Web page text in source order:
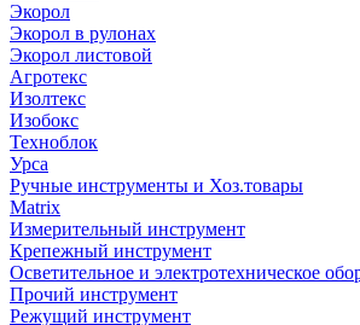
Экорол
Экорол в рулонах
Экорол листовой
Агротекс
Изолтекс
Изобокс
Техноблок
Урса
Ручные инструменты и Хоз.товары
Matrix
Измерительный инструмент
Крепежный инструмент
Осветительное и электротехническое
Прочий инструмент
Режущий инструмент